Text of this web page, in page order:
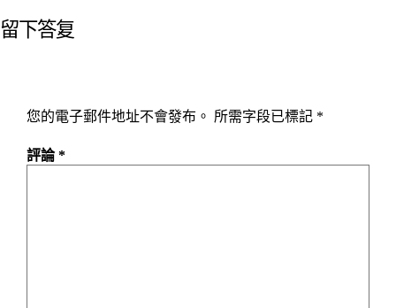
留下答复
您的電子郵件地址不會發布。 所需字段已標記 *
評論*